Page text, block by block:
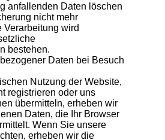
anfallenden Daten löschen
nicht mehr
Verarbeitung wird
bestehen.
Daten bei Besuch
Nutzung der Website,
registrieren oder uns
übermitteln, erheben wir
Daten, die Ihr Browser
Wenn Sie unsere
erheben wir die